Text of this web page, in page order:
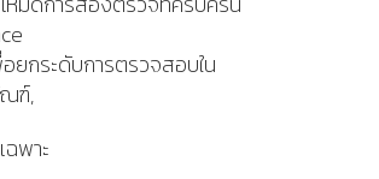
ยกระดับการตรวจสอบใน
ฑ์,
พาะ